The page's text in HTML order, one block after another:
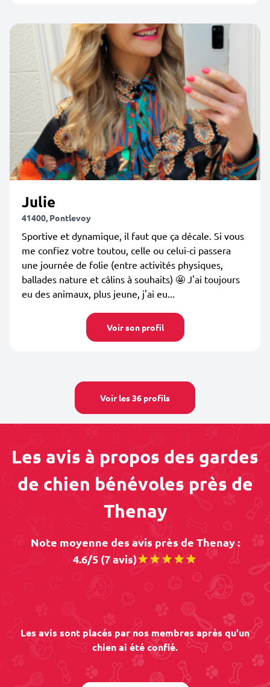
Julie
41400, Pontlevoy
Sportive et dynamique, il faut que ça décale. Si vous
me confiez votre toutou, celle ou celui-ci passera
une journée de folie (entre activités physiques,
ballades nature et câlins à souhaits) 🤩 J'ai toujours
eu des animaux, plus jeune, j'ai eu...
Voir son profil
Voir les 36 profils
Les avis à propos des gardes
de chien bénévoles près de
Thenay
Note moyenne des avis près de Thenay :
4.6/5 (7 avis)
Les avis sont placés par nos membres après qu'un
chien ai été confié.